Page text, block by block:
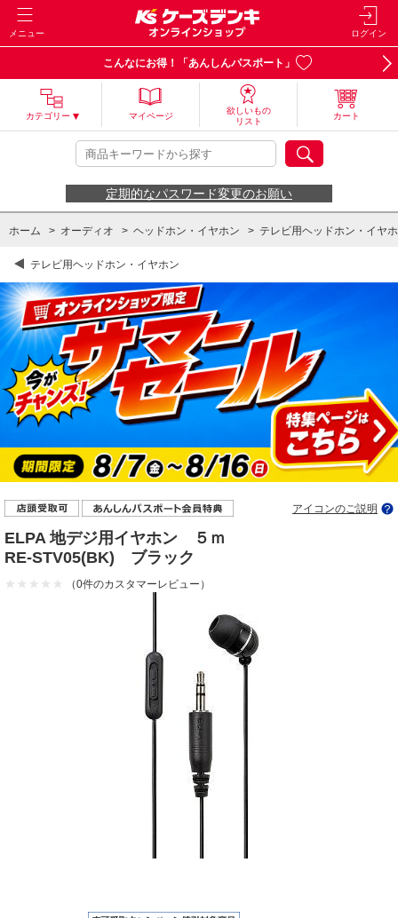
メニュー ログイン
こんなにお得！「あんしんパスポート」
カテゴリー マイページ
欲しいもの
リスト
カート
定期的なパスワード変更のお願い
ホーム > オーディオ > ヘッドホン・イヤホン > テレビ用ヘッドホン・イヤ
テレビ用ヘッドホン・イヤホン
アイコンのご説明
ELPA 地デジ用イヤホン ５ｍ
RE-STV05(BK) ブラック
（0件のカスタマーレビュー）